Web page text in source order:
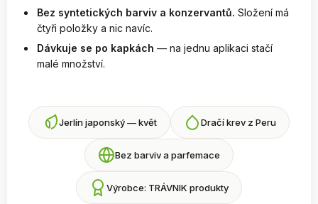
Bez syntetických barviv a konzervantů. Složení má
čtyři položky a nic navíc.
Dávkuje se po kapkách — na jednu aplikaci stačí
malé množství.
Jerlín japonský — květ Dračí krev z Peru
Bez barviv a parfemace
Výrobce: TRÁVNIK produkty